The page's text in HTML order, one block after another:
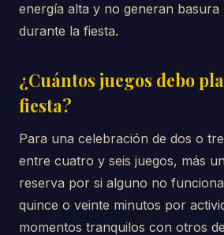
energía alta y no generan basura
durante la fiesta.
¿Cuántos juegos debo
fiesta?
Para una celebración de dos o
entre cuatro y seis juegos, más
reserva por si alguno no
quince o veinte minutos por
momentos tranquilos con otros